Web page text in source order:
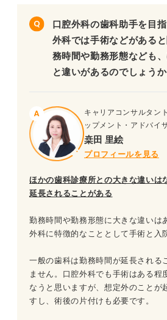
口腔外科の歯科助手を目
外科では手術などがある
務時間や勤務形態なども
と違いがあるのでしょうか
キャリアコンサルタン
ップメント・アドバイ
桒田 里絵
プロフィールを見る
ほかの歯科診療所との大きな違いは
延長されることがある
勤務時間や勤務形態に大きな違いは
外科に特徴的なこととして手術と入
一般の歯科は勤務時間が延長される
ません。口腔外科でも手術はある程
なうと思いますが、想定外のことが
すし、術後の片付けも必要です。